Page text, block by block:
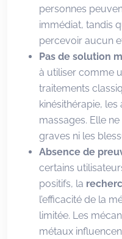
personnes
immédiat, tandis
percevoir aucun
Pas de solution
à utiliser comme
traitements
kinésithérapie,
massages. Elle
graves ni les
Absence de
certains
positifs, la
l’efficacité de la
limitée. Les
métaux